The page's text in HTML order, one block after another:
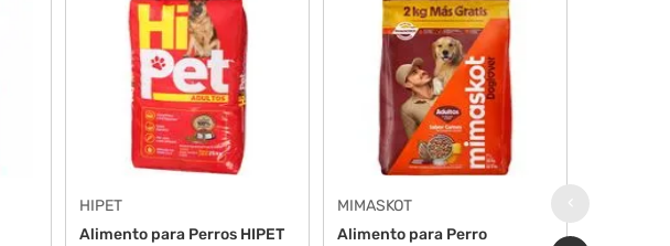
HIPET
Alimento para Perros HIPET
MIMASKOT
Alimento para Perro